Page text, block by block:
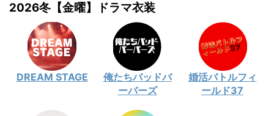
2026冬【金曜】ドラマ衣装
DREAM STAGE
俺たちバッドバ
ーバーズ
婚活バトルフィ
ールド37